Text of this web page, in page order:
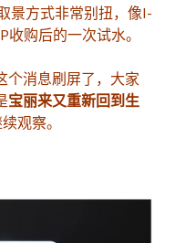
景方式非常别扭，像I-
购后的一次试水。
个消息刷屏了，大家
宝丽来又重新回到生
观察。